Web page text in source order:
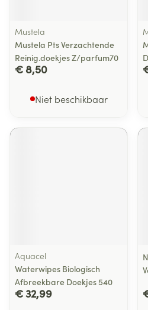
Mustela
Mustela Pts Verzachtende
Reinig.doekjes Z/parfum70
€ 8,50
Niet beschikbaar
Aquacel
Waterwipes Biologisch
Afbreekbare Doekjes 540
€ 32,99